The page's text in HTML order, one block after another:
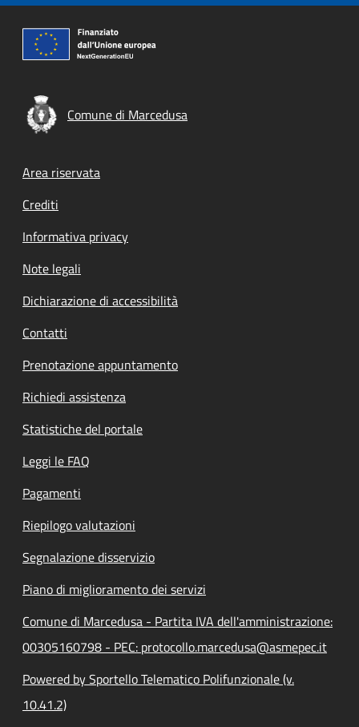
Comune di Marcedusa
Footer menu
Area riservata
Crediti
Informativa privacy
Note legali
Dichiarazione di accessibilità
Contatti
Prenotazione appuntamento
Richiedi assistenza
Statistiche del portale
Leggi le FAQ
Pagamenti
Riepilogo valutazioni
Segnalazione disservizio
Piano di miglioramento dei servizi
Comune di Marcedusa - Partita IVA dell'amministrazione:
00305160798 - PEC: protocollo.marcedusa@asmepec.it
Powered by Sportello Telematico Polifunzionale (v.
10.41.2)